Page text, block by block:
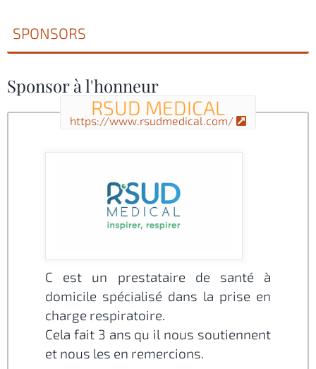
SPONSORS
Sponsor à l'honneur
RSUD MEDICAL
https://www.rsudmedical.com/
C est un prestataire de santé à
domicile spécialisé dans la prise en
charge respiratoire.
Cela fait 3 ans qu il nous soutiennent
et nous les en remercions.